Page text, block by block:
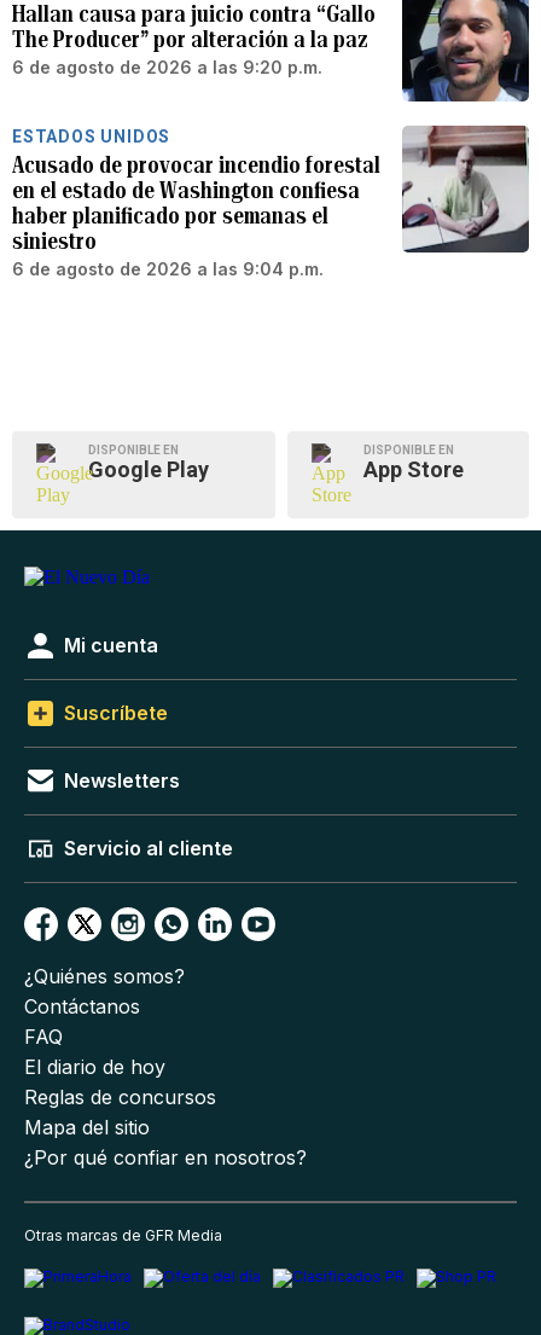
Hallan causa para juicio contra “Gallo
The Producer” por alteración a la paz
6 de agosto de 2026 a las 9:20 p.m.
ESTADOS UNIDOS
Acusado de provocar incendio forestal
en el estado de Washington confiesa
haber planificado por semanas el
siniestro
6 de agosto de 2026 a las 9:04 p.m.
DISPONIBLE EN
Google Play
DISPONIBLE EN
App Store
Mi cuenta
Suscríbete
Newsletters
Servicio al cliente
¿Quiénes somos?
Contáctanos
FAQ
El diario de hoy
Reglas de concursos
Mapa del sitio
¿Por qué confiar en nosotros?
Otras marcas de GFR Media